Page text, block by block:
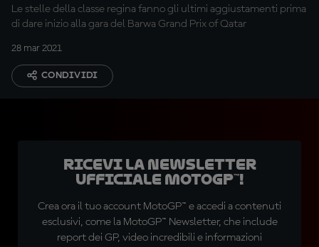
Le stelle della classe regina fanno gli ultimi aggiustamenti prima
di dare inizio alla gara del Barwa Grand Prix of Qatar
28 mar 2021
CONDIVIDI
Ricevi la newsletter
ufficiale MotoGP™!
Crea ora il tuo account MotoGP™ e accedi a contenuti
esclusivi, come la MotoGP™ Newsletter, che include
report dei GP, video incredibili e informazioni